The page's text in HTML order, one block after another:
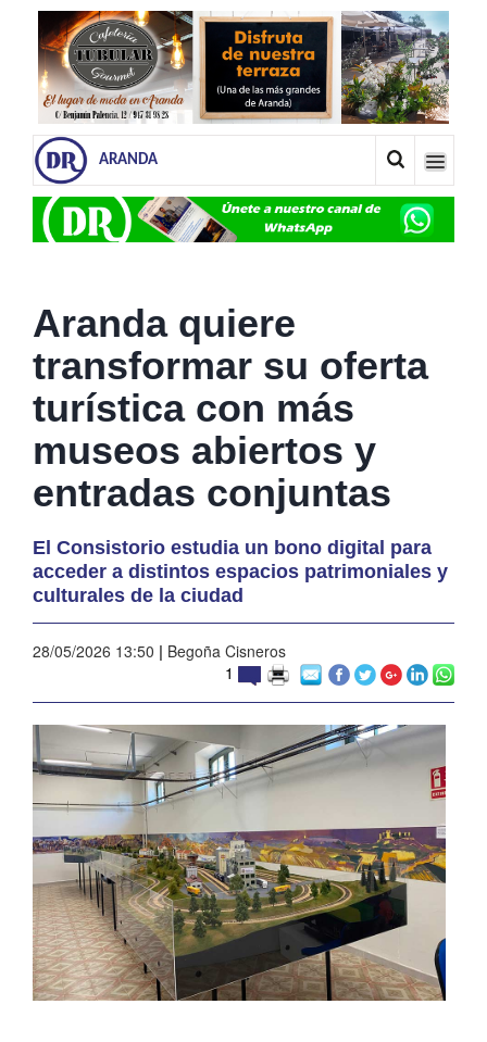
ARANDA
Aranda quiere
transformar su oferta
turística con más
museos abiertos y
entradas conjuntas
El Consistorio estudia un bono digital para
acceder a distintos espacios patrimoniales y
culturales de la ciudad
28/05/2026 13:50 | Begoña Cisneros
1